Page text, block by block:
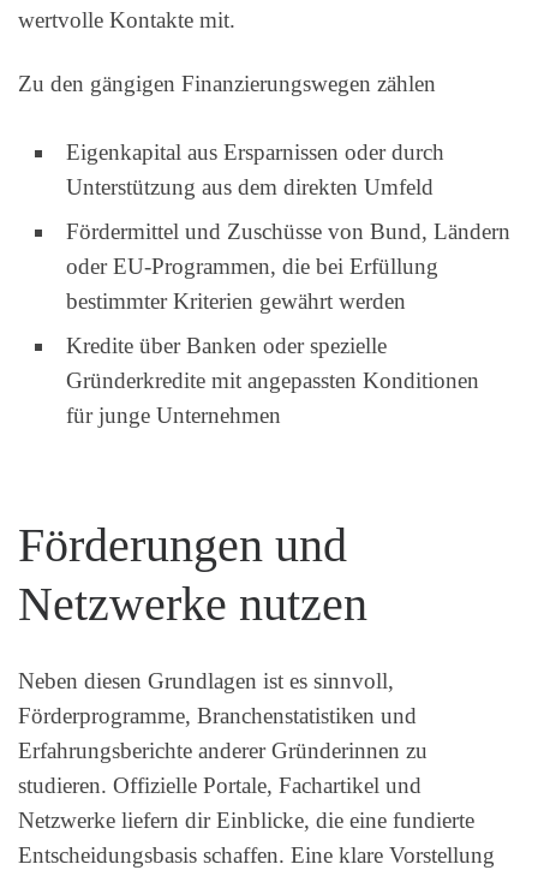
wertvolle Kontakte mit.
Zu den gängigen Finanzierungswegen zählen
Eigenkapital aus Ersparnissen oder durch
Unterstützung aus dem direkten Umfeld
Fördermittel und Zuschüsse von Bund, Ländern
oder EU-Programmen, die bei Erfüllung
bestimmter Kriterien gewährt werden
Kredite über Banken oder spezielle
Gründerkredite mit angepassten Konditionen
für junge Unternehmen
Förderungen und
Netzwerke nutzen
Neben diesen Grundlagen ist es sinnvoll,
Förderprogramme, Branchenstatistiken und
Erfahrungsberichte anderer Gründerinnen zu
studieren. Offizielle Portale, Fachartikel und
Netzwerke liefern dir Einblicke, die eine fundierte
Entscheidungsbasis schaffen. Eine klare Vorstellung